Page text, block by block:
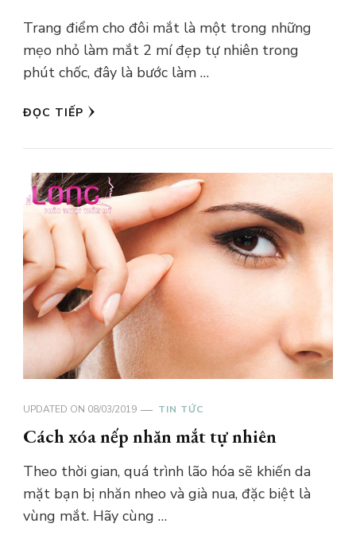
Trang điểm cho đôi mắt là một trong những
mẹo nhỏ làm mắt 2 mí đẹp tự nhiên trong
phút chốc, đây là bước làm …
ĐỌC TIẾP
UPDATED ON 08/03/2019 TIN TỨC
Cách xóa nếp nhăn mắt tự nhiên
Theo thời gian, quá trình lão hóa sẽ khiến da
mặt bạn bị nhăn nheo và già nua, đặc biệt là
vùng mắt. Hãy cùng …